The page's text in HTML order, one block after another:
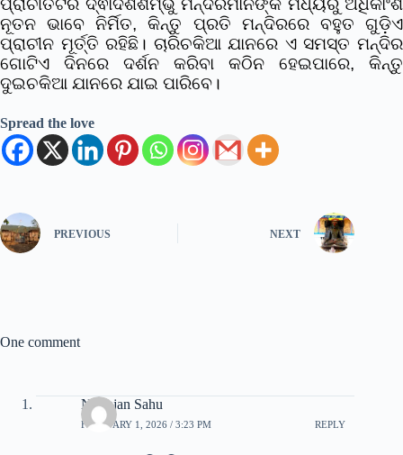
ପ୍ରାଚୀତଟର ଦ୍ଵାଦଶଶମ୍ଭୁ ମନ୍ଦିରମାନଙ୍କ ମଧ୍ୟରୁ ଅଧିକାଂଶ
ନୂତନ ଭାବେ ନିର୍ମିତ, କିନ୍ତୁ ପ୍ରତି ମନ୍ଦିରରେ ବହୁତ ଗୁଡ଼ିଏ
ପ୍ରାଚୀନ ମୂର୍ତ୍ତି ରହିଛି। ଚାରିଚକିଆ ଯାନରେ ଏ ସମସ୍ତ ମନ୍ଦିର
ଗୋଟିଏ ଦିନରେ ଦର୍ଶନ କରିବା କଠିନ ହେଇପାରେ, କିନ୍ତୁ
ଦୁଇଚକିଆ ଯାନରେ ଯାଇ ପାରିବେ।
Spread the love
PREVIOUS NEXT
One comment
Niranjan Sahu
FEBRUARY 1, 2026 / 3:23 PM REPLY